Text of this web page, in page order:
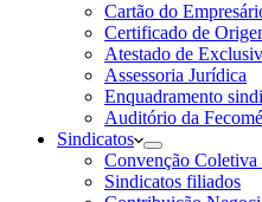
Cartão do
Certificado de
Atestado de
Assessoria Jurídica
Enquadramento
Auditório da
Sindicatos
Convenção Coletiva
Sindicatos filiados